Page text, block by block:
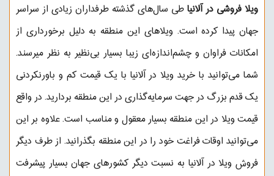
ویلا فروشی در آلانیاطی سال‌های گذشته طرفداران زیادی از سراسر
جهان پیدا کرده است‌. ویلاهای این منطقه به‌ دلیل برخورداری از
امکانات فراوان و چشم‌اندازه‌ای زیبا بسیار بی‌‌نظیر به نظر میرسند.
شما می‌توانید با خرید ویلا در آلانیا با یک قیمت کم و باورنکردنی
یک قدم بزرگ در جهت سرمایه‌گذاری در این منطقه بردارید. در واقع
قیمت ویلا در این منطقه بسیار معقول و مناسب است. علاوه بر این
می‌توانید اوقات فراغت خود را در این منطقه بگذرانید. از طرف دیگر
فروش ویلا در آلانیا به نسبت دیگر کشورهای جهان بسیار پیشرفت